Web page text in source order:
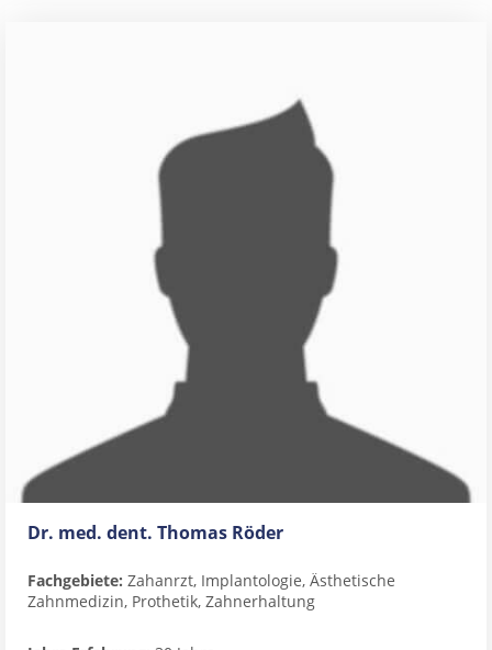
Dr. med. dent. Thomas Röder
Fachgebiete: Zahanrzt, Implantologie, Ästhetische
Zahnmedizin, Prothetik, Zahnerhaltung